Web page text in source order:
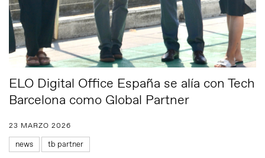
ELO Digital Office España se alía con Tech
Barcelona como Global Partner
23 MARZO 2026
news tb partner